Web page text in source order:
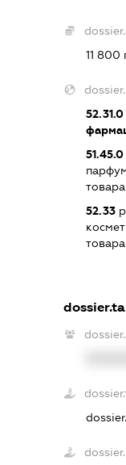
11 800
52.31.0
51.45.0
52.33